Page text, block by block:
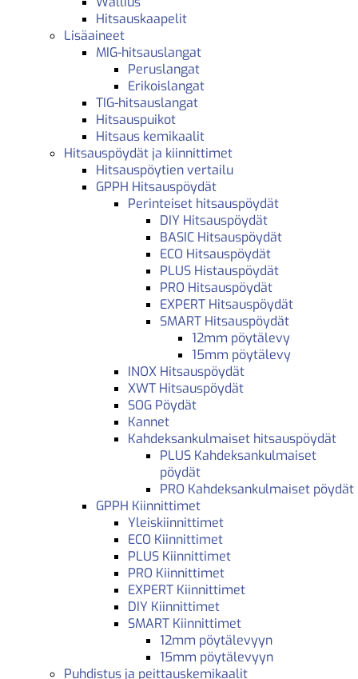
Hitsauskaapelit
Lisäaineet
MIG-hitsauslangat
Peruslangat
Erikoislangat
TIG-hitsauslangat
Hitsauspuikot
Hitsaus kemikaalit
Hitsauspöydät ja kiinnittimet
Hitsauspöytien vertailu
GPPH Hitsauspöydät
Perinteiset hitsauspöydät
DIY Hitsauspöydät
BASIC Hitsauspöydät
ECO Hitsauspöydät
PLUS Histauspöydät
PRO Hitsauspöydät
EXPERT Hitsauspöydät
SMART Hitsauspöydät
12mm pöytälevy
15mm pöytälevy
INOX Hitsauspöydät
XWT Hitsauspöydät
SOG Pöydät
Kannet
Kahdeksankulmaiset hitsauspöydät
PLUS Kahdeksankulmaiset
pöydät
PRO Kahdeksankulmaiset pöydät
GPPH Kiinnittimet
Yleiskiinnittimet
ECO Kiinnittimet
PLUS Kiinnittimet
PRO Kiinnittimet
EXPERT Kiinnittimet
DIY Kiinnittimet
SMART Kiinnittimet
12mm pöytälevyyn
15mm pöytälevyyn
Puhdistus ja peittauskemikaalit